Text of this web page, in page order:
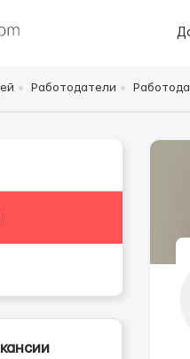
Работодатели